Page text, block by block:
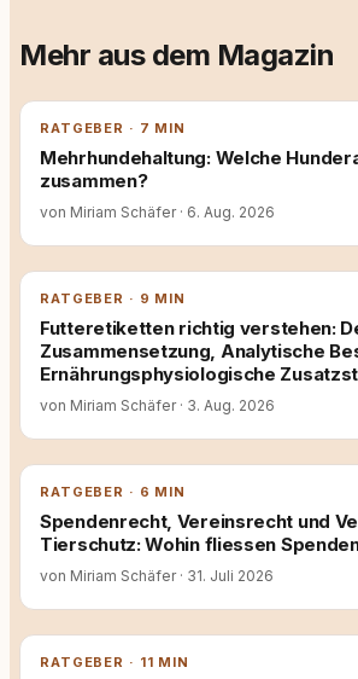
Mehr aus dem Magazin
RATGEBER · 7 MIN
Mehrhundehaltung: Welche
zusammen?
von Miriam Schäfer · 6. Aug. 2026
RATGEBER · 9 MIN
Futteretiketten richtig verstehen:
Zusammensetzung, Analytische
Ernährungsphysiologische
von Miriam Schäfer · 3. Aug. 2026
RATGEBER · 6 MIN
Spendenrecht, Vereinsrecht und
Tierschutz: Wohin fliessen
von Miriam Schäfer · 31. Juli 2026
RATGEBER · 11 MIN